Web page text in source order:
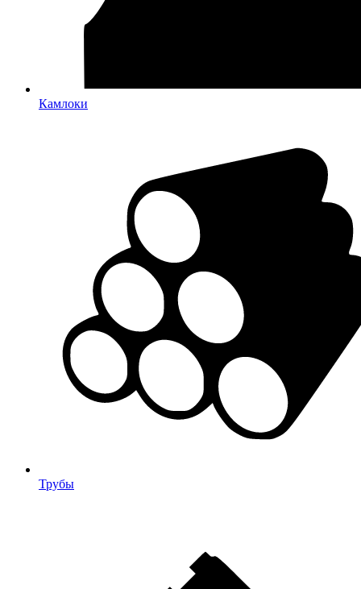
Камлоки
Трубы